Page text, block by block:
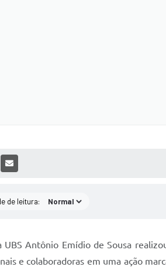
MÍDIAS
de leitura:
Antônio Emídio de Sousa
e colaboradoras em uma ação